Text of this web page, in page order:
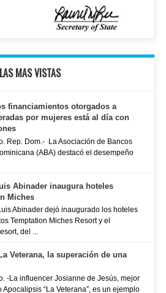
LAS MAS VISTAS
financiamientos otorgados a
por mujeres está al día con
Rep. Dom.- La Asociación de Bancos
(ABA) destacó el desempeño
Abinader inaugura hoteles
Miches
Abinader dejó inaugurado los hoteles
Temptation Miches Resort y el
del ...
Veterana, la superación de una
-La influencer Josianne de Jesús, mejor
Apocalipsis “La Veterana”, es un ejemplo